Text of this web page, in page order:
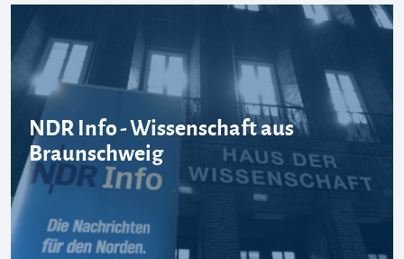
NDR Info - Wissenschaft aus
Braunschweig